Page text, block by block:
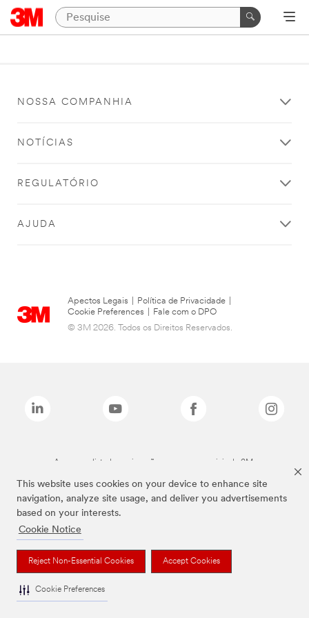
This website uses cookies on your device to enhance site
navigation, analyze site usage, and deliver you advertisements
based on your interests.
Cookie Notice
Reject Non-Essential Cookies Accept Cookies
Cookie Preferences
NOSSA COMPANHIA
NOTÍCIAS
REGULATÓRIO
AJUDA
Apectos Legais Política de Privacidade
Cookie Preferences
Fale com o DPO
© 3M 2026. Todos os Direitos Reservados.
As marcas listadas a cima são marcas comerciais da 3M.